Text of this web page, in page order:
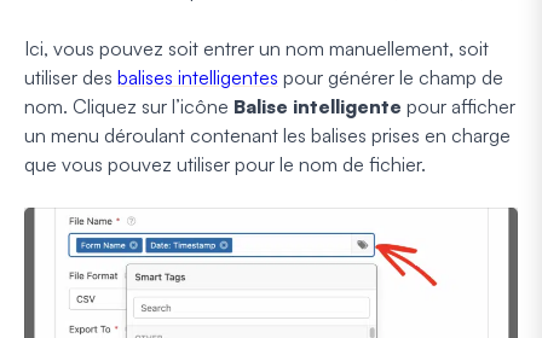
Ici, vous pouvez soit entrer un nom manuellement, soit
utiliser des balises intelligentes pour générer le champ de
nom. Cliquez sur l’icône Balise intelligente pour afficher
un menu déroulant contenant les balises prises en charge
que vous pouvez utiliser pour le nom de fichier.